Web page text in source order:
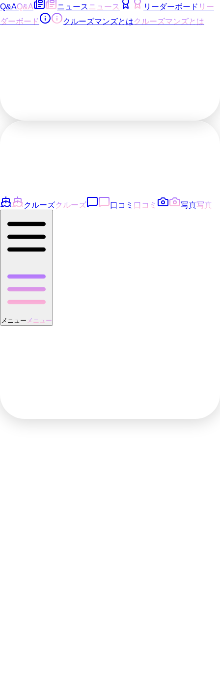
Q&AQ&A ニュース ニュース リーダーボード リー
ダーボード
クルーズマンズとはクルーズマンズとは
クルーズクルーズ 口コミ 口コミ 写真写真
メニュー メニュー